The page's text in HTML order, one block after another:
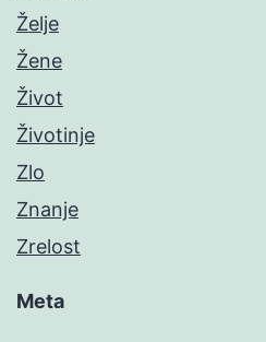
Želje
Žene
Život
Životinje
Zlo
Znanje
Zrelost
Meta